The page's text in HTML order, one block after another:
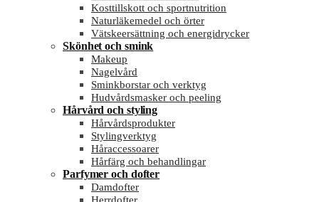
Kosttillskott och sportnutrition
Naturläkemedel och örter
Vätskeersättning och energidrycker
Skönhet och smink
Makeup
Nagelvård
Sminkborstar och verktyg
Hudvårdsmasker och peeling
Hårvård och styling
Hårvårdsprodukter
Stylingverktyg
Håraccessoarer
Hårfärg och behandlingar
Parfymer och dofter
Damdofter
Herrdofter